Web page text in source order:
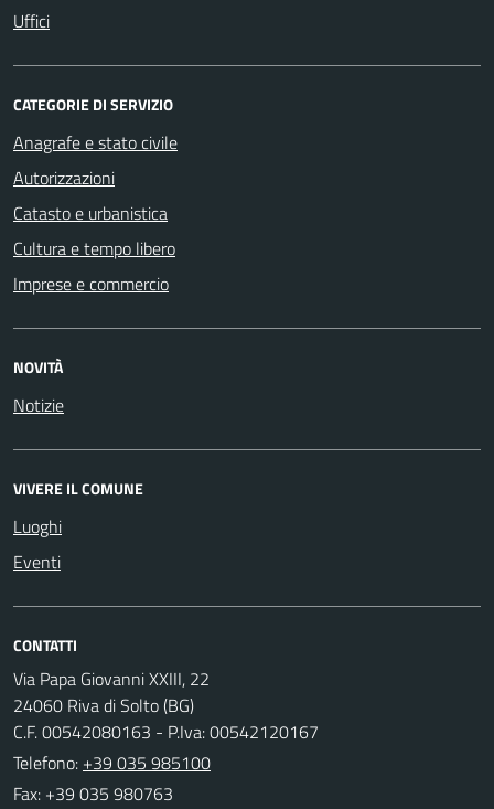
Uffici
CATEGORIE DI SERVIZIO
Anagrafe e stato civile
Autorizzazioni
Catasto e urbanistica
Cultura e tempo libero
Imprese e commercio
NOVITÀ
Notizie
VIVERE IL COMUNE
Luoghi
Eventi
CONTATTI
Via Papa Giovanni XXIII, 22
24060 Riva di Solto (BG)
C.F. 00542080163 - P.Iva: 00542120167
Telefono: +39 035 985100
Fax: +39 035 980763